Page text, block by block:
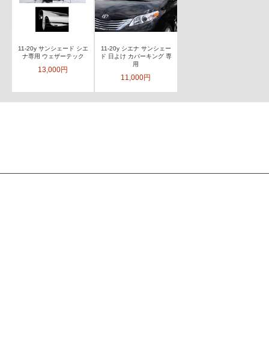
11-20y サンシェード シエ
ナ専用 ウェザーテック
13,000円
11-20y シエナ サンシェー
ド 日よけ カバーキング 専
用
11,000円